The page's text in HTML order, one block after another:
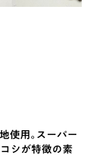
使用。スーパー
シが特徴の素